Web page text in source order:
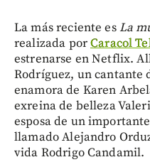
La más reciente esLa
realizada porCaracol
estrenarse en Netflix.
Rodríguez, un cantante
enamora de Karen
exreina de belleza
esposa de un
llamado Alejandro
vida Rodrigo Candamil.